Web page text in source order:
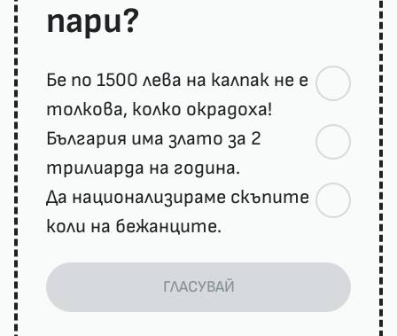
пари?
Бе по 1500 лева на калпак не е
толкова, колко окрадоха!
България има злато за 2
трилиарда на година.
Да национализираме скъпите
коли на бежанците.
ГЛАСУВАЙ